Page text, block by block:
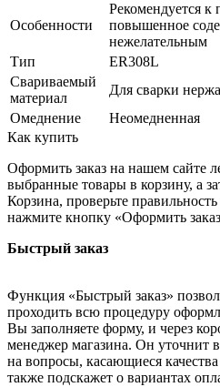
Особенности
Рекомендуется к
повышенное
нежелательным
Тип
ER308L
Свариваемый
материал
Для сварки
Омеднение
Неомедненная
Как купить
Оформить заказ на нашем сайте
выбранные товары в корзину, а
Корзина, проверьте
нажмите кнопку «Оформить
Быстрый заказ
Функция «Быстрый заказ»
проходить всю процедуру
Вы заполняете форму, и через
менеджер магазина. Он уточнит
на вопросы, касающиеся
также подскажет о вариантах